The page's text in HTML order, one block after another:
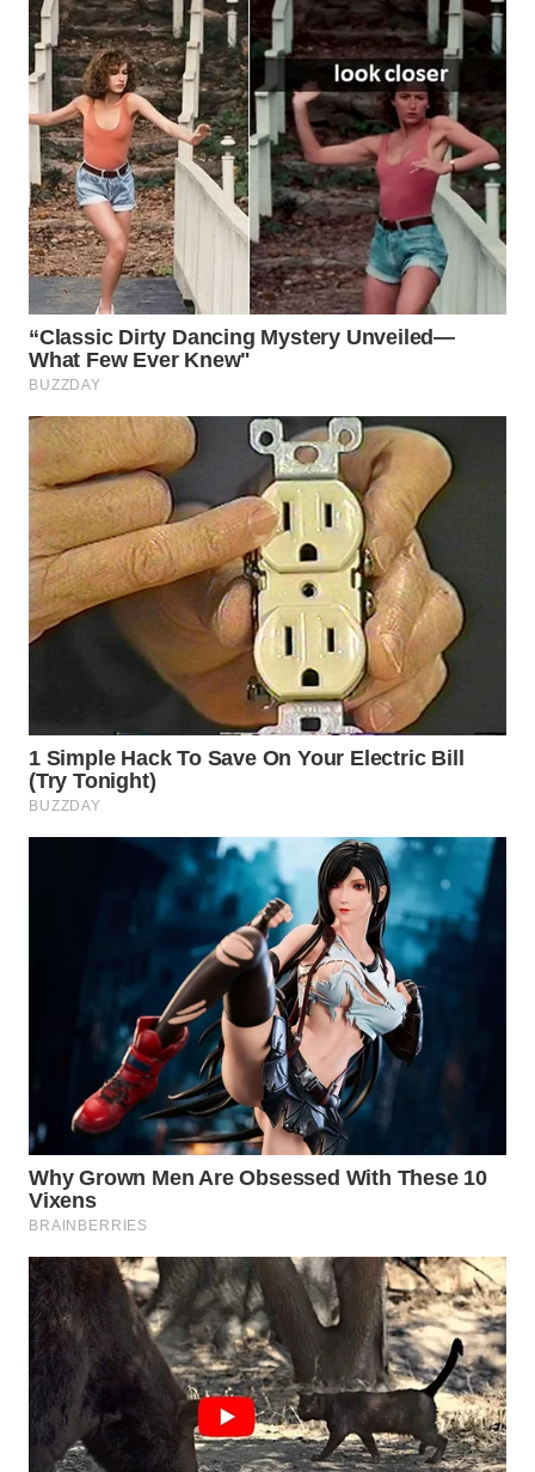
WN
MADURA
WN
SURABAYA
WN
NATUNA
WN
BINTAN
WN
MANDALIKA
WN
LIKUPANG
WN
LABUANBAJO
Wahana
Media
Group
WAHANA
WAHANA
INFRASTRUKTUR
WAHANA
KONSUMEN
WAHANA
LISTRIK
WAHANA
TRAVEL
WAHANA